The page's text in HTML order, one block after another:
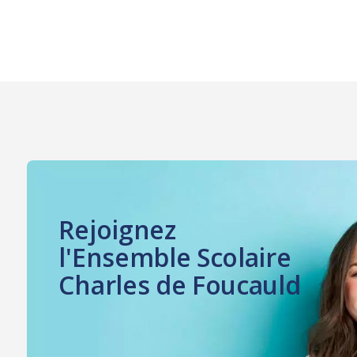
Rejoignez
l'Ensemble Scolaire
Charles de Foucauld